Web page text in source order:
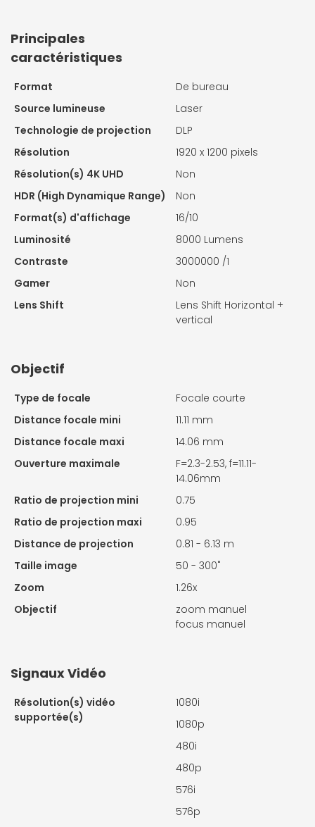
Principales
caractéristiques
Format
De bureau
Source lumineuse
Laser
Technologie de projection
DLP
Résolution
1920 x 1200 pixels
Résolution(s) 4K UHD
Non
HDR (High Dynamique Range)
Non
Format(s) d'affichage
16/10
Luminosité
8000 Lumens
Contraste
3000000 /1
Gamer
Non
Lens Shift
Lens Shift Horizontal +
vertical
Objectif
Type de focale
Focale courte
Distance focale mini
11.11 mm
Distance focale maxi
14.06 mm
Ouverture maximale
F=2.3-2.53, f=11.11-
14.06mm
Ratio de projection mini
0.75
Ratio de projection maxi
0.95
Distance de projection
0.81 - 6.13 m
Taille image
50 - 300"
Zoom
1.26x
Objectif
zoom manuel
focus manuel
Signaux Vidéo
Résolution(s) vidéo
supportée(s)
1080i
1080p
480i
480p
576i
576p